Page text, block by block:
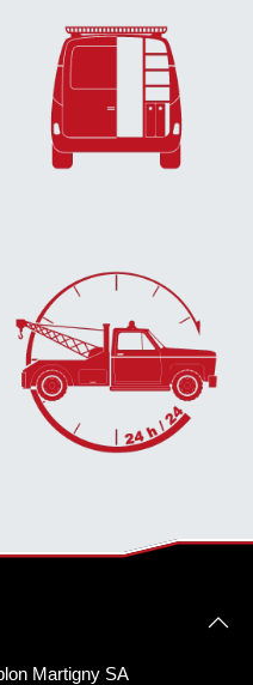
PLUS...
EN SAVOIR
Martigny SA